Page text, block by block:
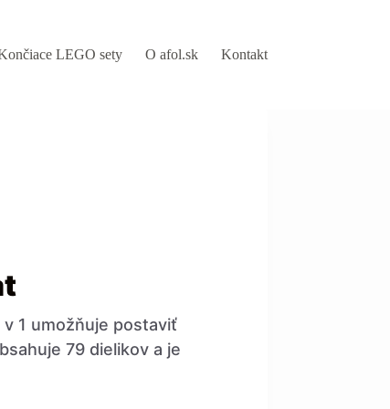
LEGO sety O afol.sk Kontakt
1 umožňuje postaviť
79 dielikov a je